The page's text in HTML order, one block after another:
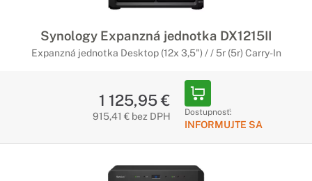
Synology Expanzná jednotka DX1215II
Expanzná jednotka Desktop (12x 3,5") / / 5r (5r) Carry-In
1 125,95 €
915,41 € bez DPH Dostupnosť:
INFORMUJTE SA